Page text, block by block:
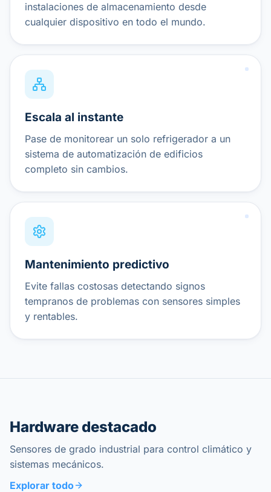
instalaciones de almacenamiento desde
cualquier dispositivo en todo el mundo.
Escala al instante
Pase de monitorear un solo refrigerador a un
sistema de automatización de edificios
completo sin cambios.
Mantenimiento predictivo
Evite fallas costosas detectando signos
tempranos de problemas con sensores simples
y rentables.
Hardware destacado
Sensores de grado industrial para control climático y
sistemas mecánicos.
Explorar todo